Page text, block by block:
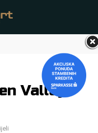
Valley